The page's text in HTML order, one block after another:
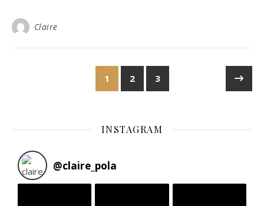
Claire
1 2 3
INSTAGRAM
@claire_pola